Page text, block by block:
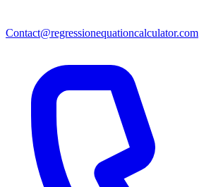
Contact@regressionequationcalculator.com